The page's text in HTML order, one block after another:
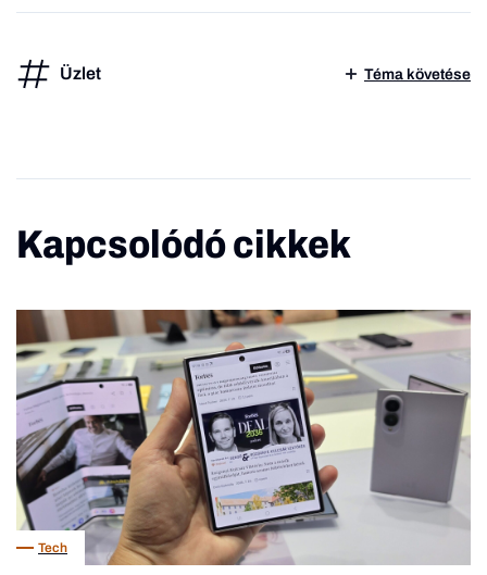
Üzlet Téma követése
Kapcsolódó cikkek
Tech